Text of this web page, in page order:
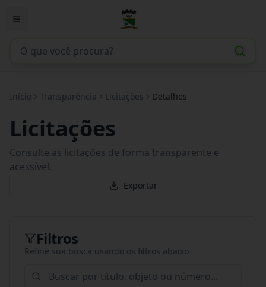
Início Transparência Licitações Detalhes
Licitações
Consulte as licitações de forma transparente e
acessível.
Exportar
Filtros
Refine sua busca usando os filtros abaixo